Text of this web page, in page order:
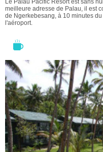
Le Palau Pacific Resort est sans
meilleure adresse de Palau, il est
de Ngerkebesang, à 10 minutes
l'aéroport.